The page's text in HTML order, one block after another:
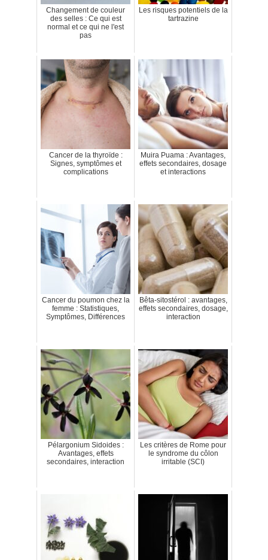
Changement de couleur
des selles : Ce qui est
normal et ce qui ne l'est
pas
Les risques potentiels de la
tartrazine
Cancer de la thyroïde :
Signes, symptômes et
complications
Muira Puama : Avantages,
effets secondaires, dosage
et interactions
Cancer du poumon chez la
femme : Statistiques,
Symptômes, Différences
Bêta-sitostérol : avantages,
effets secondaires, dosage,
interaction
Pélargonium Sidoides :
Avantages, effets
secondaires, interaction
Les critères de Rome pour
le syndrome du côlon
irritable (SCI)